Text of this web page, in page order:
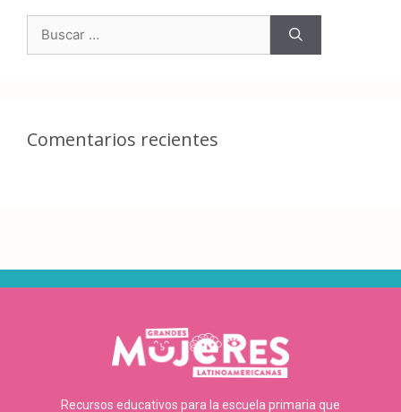
Comentarios recientes
Recursos educativos para la escuela primaria que